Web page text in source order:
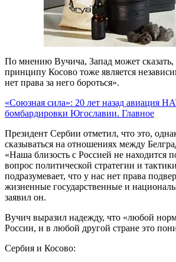
По мнению Вучича, Запад может сказать,
принципу Косово тоже является
нет права за него бороться».
«Союзная сила»: 20 лет назад авиация
бомбардировки Югославии. Главное
Президент Сербии отметил, что это,
сказываться на отношениях между
«Наша близость с Россией не находится
вопрос политической стратегии и
подразумевает, что у нас нет права
жизненные государственные и
заявил он.
Вучич выразил надежду, что «любой
России, и в любой другой стране это
Сербия и Косово: